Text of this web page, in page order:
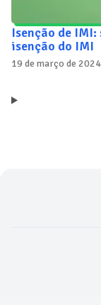
Isenção de
isenção do IMI
19 de março de 2024